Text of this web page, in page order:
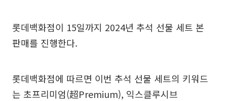
롯데백화점이 15일까지 2024년 추석 선물 세트 본
판매를 진행한다.
롯데백화점에 따르면 이번 추석 선물 세트의 키워드
는 초프리미엄(超Premium), 익스클루시브